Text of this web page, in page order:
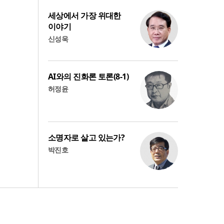
세상에서 가장 위대한
이야기
신성욱
AI와의 진화론 토론(8-1)
허정윤
소명자로 살고 있는가?
박진호